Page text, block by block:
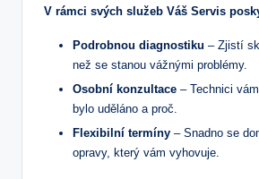
V rámci ‌svých služeb Váš Servis
Podrobnou⁤ diagnostiku – ​Zjistí
než se stanou vážnými ⁤problémy.
Osobní konzultace – Technici
bylo uděláno a proč.
Flexibilní termíny – Snadno ⁢se
opravy, který vám vyhovuje.